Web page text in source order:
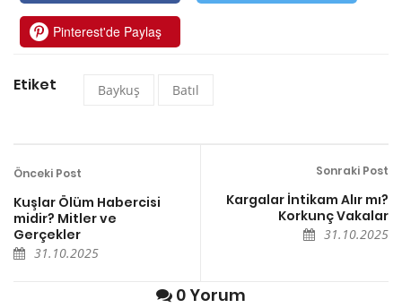
Pinterest'de Paylaş
Etiket Baykuş Batıl
Önceki Post
Kuşlar Ölüm Habercisi
midir? Mitler ve
Gerçekler
31.10.2025
Sonraki Post
Kargalar İntikam Alır mı?
Korkunç Vakalar
31.10.2025
0 Yorum